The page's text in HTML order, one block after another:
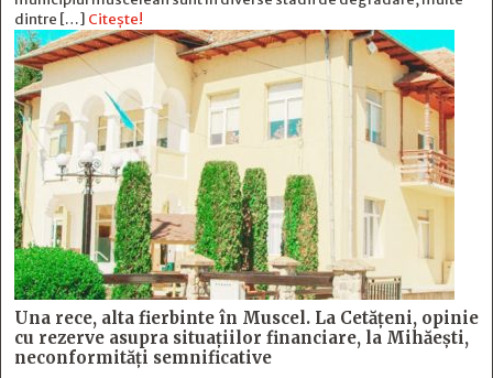
dintre […] Citește!
Una rece, alta fierbinte în Muscel. La Cetăţeni, opinie
cu rezerve asupra situaţiilor financiare, la Mihăeşti,
neconformităţi semnificative